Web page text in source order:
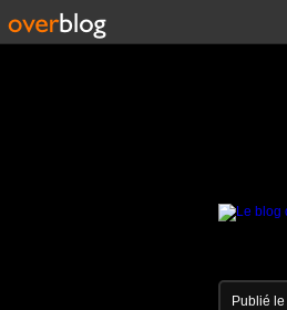
Publié le